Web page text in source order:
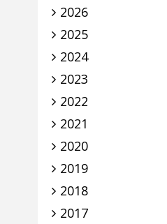
2026
2025
2024
2023
2022
2021
2020
2019
2018
2017